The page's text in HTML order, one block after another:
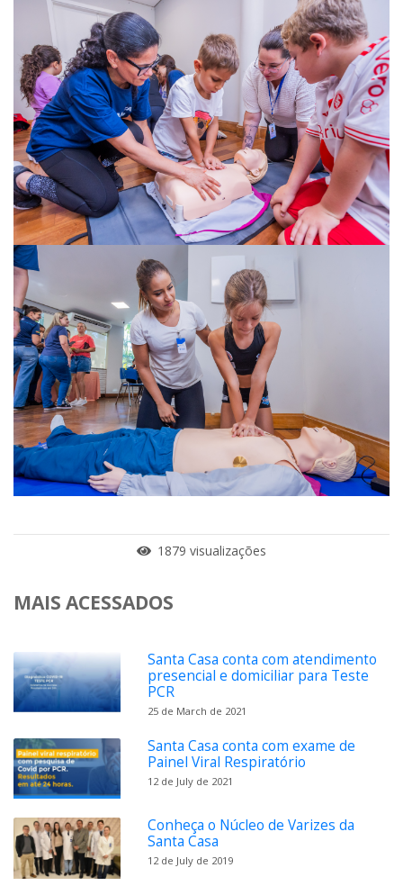
1879 visualizações
MAIS ACESSADOS
Santa Casa conta com atendimento
presencial e domiciliar para Teste
PCR
25 de March de 2021
Santa Casa conta com exame de
Painel Viral Respiratório
12 de July de 2021
Conheça o Núcleo de Varizes da
Santa Casa
12 de July de 2019